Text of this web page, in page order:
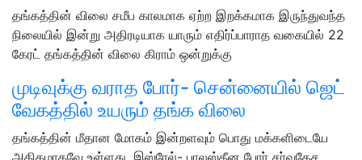
தங்கத்தின் விலை சமீப காலமாக ஏற்ற இறக்கமாக இருந்துவந்த
நிலையில் இன்று அதிரடியாக யாரும் எதிர்ப்பாராத வகையில் 22
கேரட் தங்கத்தின் விலை கிராம் ஒன்றுக்கு
முடிவுக்கு வராத போர்- சென்னையில் ஜெட்
வேகத்தில் உயரும் தங்க விலை
தங்கத்தின் மீதான மோகம் இன்றளவும் பொது மக்களிடையே
அதிகமாகவே உள்ளது. இஸ்ரேல்- பாலஸ்தீன போர் சர்வதேச